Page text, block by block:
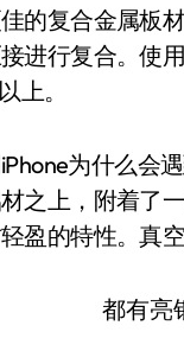
的复合金属板
进行复合。使
上。
为什么会
之上，附着了
盈的特性。真